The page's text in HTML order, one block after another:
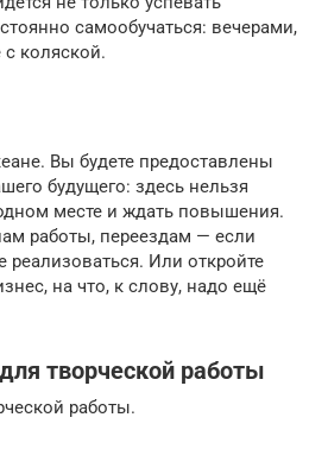
самообучаться: вечерами,
с коляской.
Вы будете предоставлены
будущего: здесь нельзя
месте и ждать повышения.
работы, переездам — если
реализоваться. Или откройте
на что, к слову, надо ещё
творческой работы
работы.